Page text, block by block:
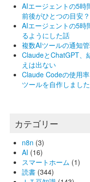
AIエージェントの5時
前後がひとつの目安？
AIエージェントの5時
るようにした話
複数AIツールの通知
ClaudeとChatGPT、
えは出ない
Claude Codeの使用
ツールを自作しました
カテゴリー
n8n (3)
AI (16)
スマートホーム (1)
読書 (344)